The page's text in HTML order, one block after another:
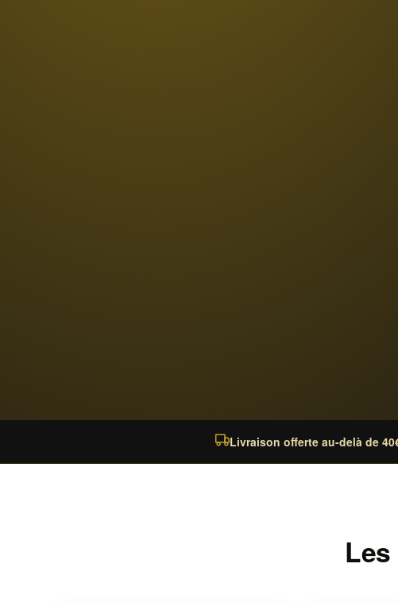
Livraison offerte au-delà de